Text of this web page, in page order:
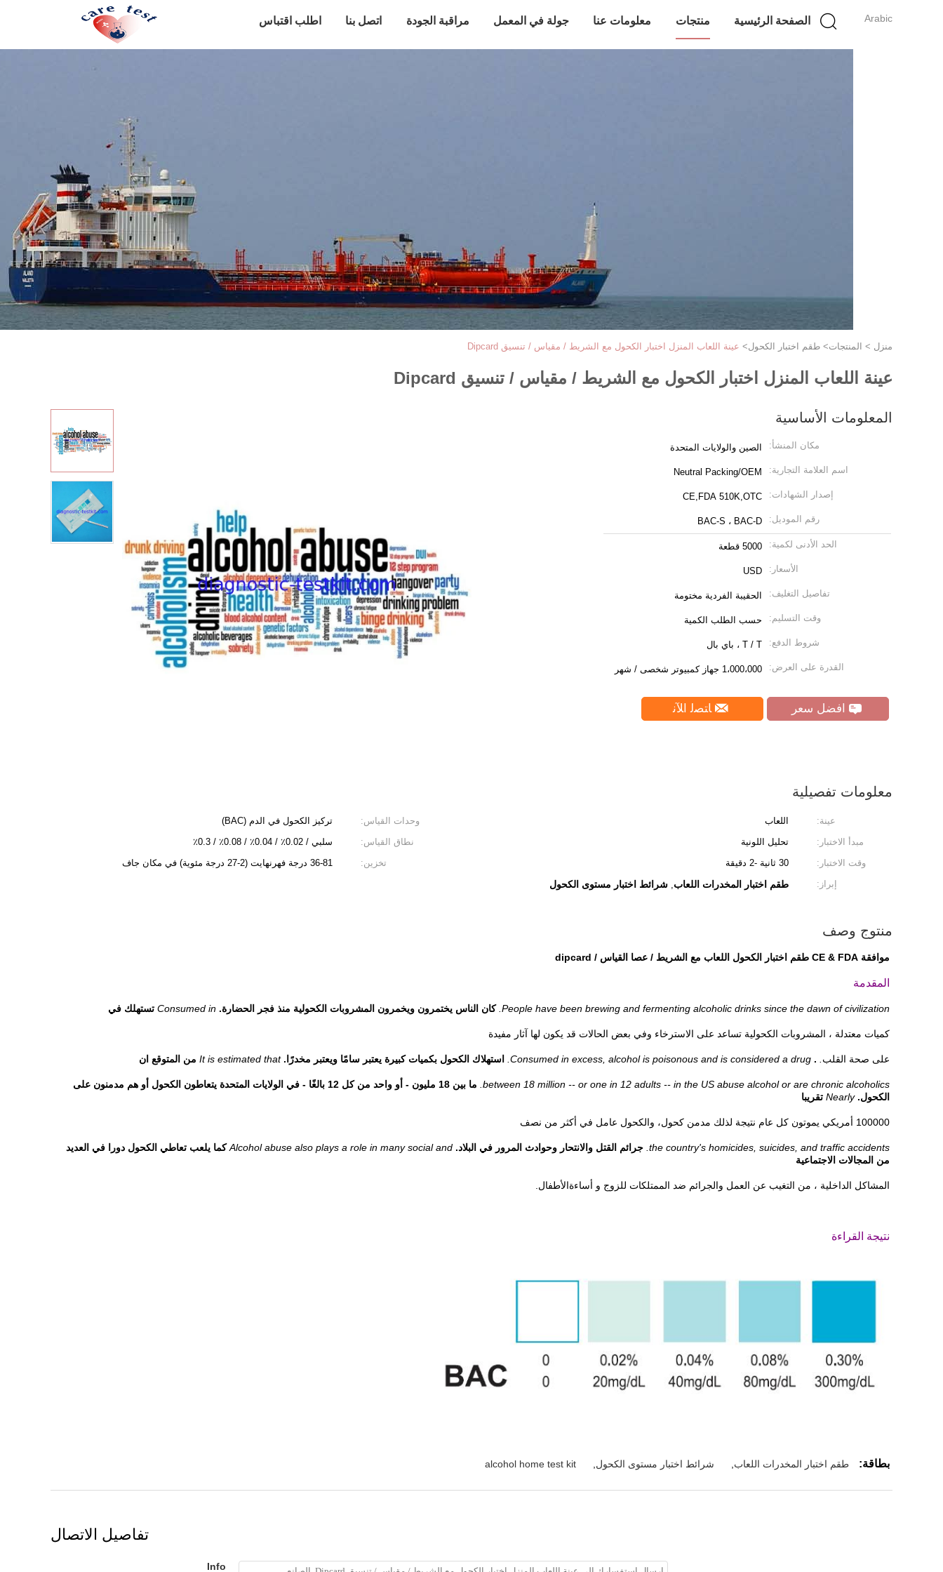
Arabic الصفحة الرئيسية منتجات معلومات عنا جولة في المعمل مراقبة الجودة اتصل بنا اطلب اقتباس
منزل > المنتجات> طقم اختبار الكحول> عينة اللعاب المنزل اختبار الكحول مع الشريط / مقياس / تنسيق Dipcard
عينة اللعاب المنزل اختبار الكحول مع الشريط / مقياس / تنسيق Dipcard
المعلومات الأساسية
مكان المنشأ: الصين والولايات المتحدة
اسم العلامة التجارية: Neutral Packing/OEM
إصدار الشهادات: CE,FDA 510K,OTC
رقم الموديل: BAC-S ، BAC-D
الحد الأدنى لكمية: 5000 قطعة
الأسعار: USD
تفاصيل التغليف: الحقيبة الفردية مختومة
وقت التسليم: حسب الطلب الكمية
شروط الدفع: T / T ، باي بال
القدرة على العرض: 1،000،000 جهاز كمبيوتر شخصى / شهر
افضل سعر ﺎﺘﺼﻟ ﺍﻶﻧ
معلومات تفصيلية
عينة: اللعاب وحدات القياس:
تركيز الكحول في الدم (BAC)
مبدأ الاختبار:
تحليل اللونية نطاق القياس:
سلبي / 0.02٪ / 0.04٪ / 0.08٪ / 0.3٪
وقت الاختبار:
30 ثانية -2 دقيقة تخزين:
36-81 درجة فهرنهايت (2-27 درجة مئوية) في مكان جاف
إبراز:
طقم اختبار المخدرات اللعاب, شرائط اختبار مستوى الكحول
منتوج وصف
موافقة CE & FDA طقم اختبار الكحول اللعاب مع الشريط / عصا القياس / dipcard
المقدمة
People have been brewing and fermenting alcoholic drinks since the dawn of civilization. كان الناس يختمرون ويخمرون المشروبات الكحولية منذ فجر الحضارة. Consumed in تستهلك في
كميات معتدلة ، المشروبات الكحولية تساعد على الاسترخاء وفي بعض الحالات قد يكون لها آثار مفيدة
على صحة القلب .
Consumed in excess, alcohol is poisonous and is considered a drug. استهلاك الكحول بكميات كبيرة يعتبر سامًا ويعتبر مخدرًا. It is estimated that من المتوقع ان
between 18 million -- or one in 12 adults -- in the US abuse alcohol or are chronic alcoholics.
ما بين 18 مليون - أو واحد من كل 12 بالغًا - في الولايات المتحدة يتعاطون الكحول أو هم مدمنون على
الكحول. Nearly تقريبا
100000 أمريكي يموتون كل عام نتيجة لذلك مدمن كحول، والكحول عامل في أكثر من نصف
the country's homicides, suicides, and traffic accidents. جرائم القتل والانتحار وحوادث المرور في البلاد. Alcohol abuse also plays a role in many social and كما يلعب تعاطي الكحول دورا في العديد
من المجالات الاجتماعية
المشاكل الداخلية ، من التغيب عن العمل والجرائم ضد الممتلكات للزوج و أساءةالأطفال
نتيجة القراءة
بطاقة: طقم اختبار المخدرات اللعاب شرائط اختبار مستوى الكحول alcohol home test kit
تفاصيل الاتصال
Info